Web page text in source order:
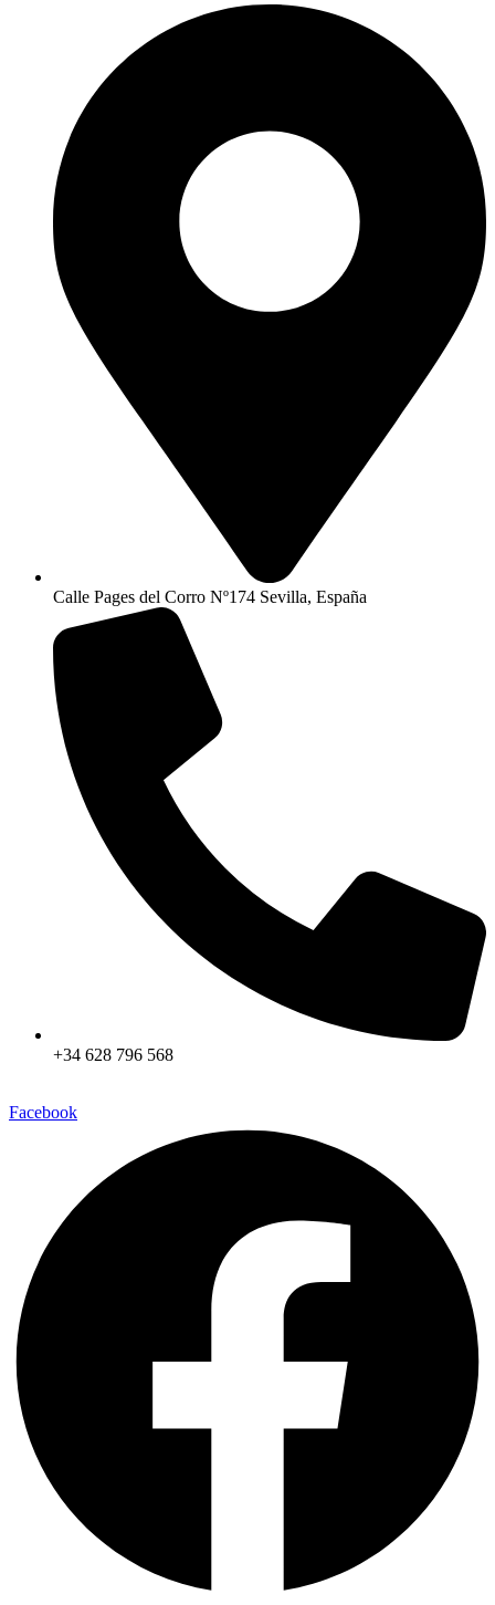
Calle Pages del Corro Nº174 Sevilla, España
+34 628 796 568
Facebook